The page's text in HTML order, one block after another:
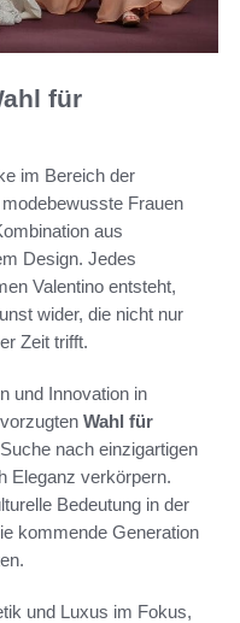
für
im Bereich der
Frauen
aus
Design. Jedes
Valentino entsteht,
wider, die nicht nur
Zeit trifft.
und Innovation in
Wahl für
nach einzigartigen
Eleganz verkörpern.
Bedeutung in der
kommende Generation
und Luxus im Fokus,